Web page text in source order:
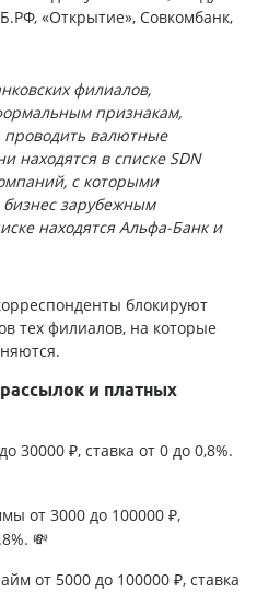
«Открытие», Совкомбанк,
филиалов,
признакам,
проводить валютные
находятся в списке SDN
с которыми
зарубежным
находятся Альфа-Банк и
блокируют
тех филиалов, на которые
и платных
30000 ₽, ставка от 0 до 0,8%.
от 3000 до 100000 ₽,
💸
от 5000 до 100000 ₽, ставка